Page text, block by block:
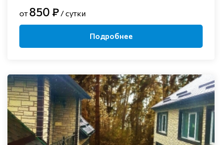
от 850 ₽ / сутки
Подробнее